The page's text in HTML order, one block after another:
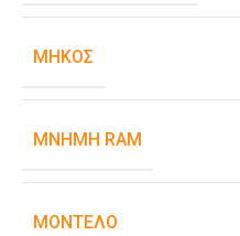
ΜΉΚΟΣ
ΜΝΉΜΗ RAM
ΜΟΝΤΈΛΟ